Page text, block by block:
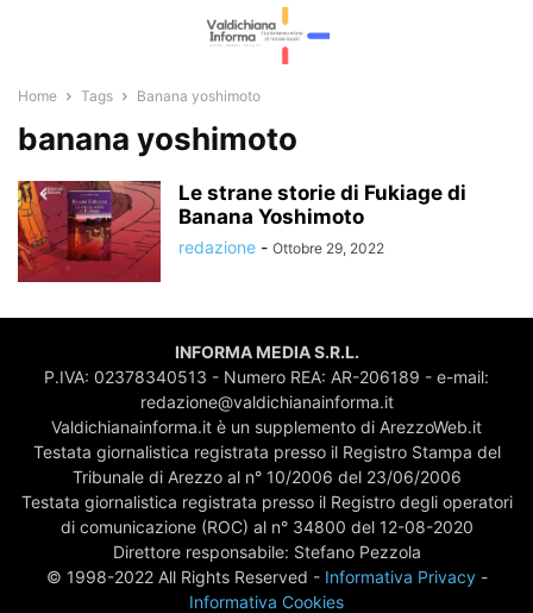
Home Tags Banana yoshimoto
banana yoshimoto
Le strane storie di Fukiage di
Banana Yoshimoto
redazione - Ottobre 29, 2022
INFORMA MEDIA S.R.L.
P.IVA: 02378340513 - Numero REA: AR-206189 - e-mail:
redazione@valdichianainforma.it
Valdichianainforma.it è un supplemento di ArezzoWeb.it
Testata giornalistica registrata presso il Registro Stampa del
Tribunale di Arezzo al n° 10/2006 del 23/06/2006
Testata giornalistica registrata presso il Registro degli operatori
di comunicazione (ROC) al n° 34800 del 12-08-2020
Direttore responsabile: Stefano Pezzola
© 1998-2022 All Rights Reserved - Informativa Privacy-
Informativa Cookies